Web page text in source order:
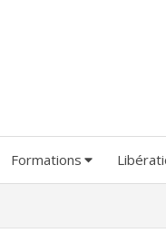
Formations